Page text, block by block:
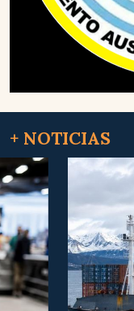
+ NOTICIAS